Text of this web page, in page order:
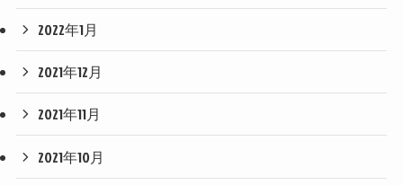
2022年1月
2021年12月
2021年11月
2021年10月